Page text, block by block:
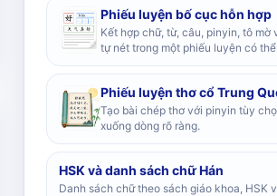
Phiếu luyện bố cục hỗn hợp
Kết hợp chữ, từ, câu, pinyin, tô mờ
tự nét trong một phiếu luyện có
Phiếu luyện thơ cổ Trung
Tạo bài chép thơ với pinyin tùy
xuống dòng rõ ràng.
HSK và danh sách chữ Hán
Danh sách chữ theo sách giáo khoa, HSK